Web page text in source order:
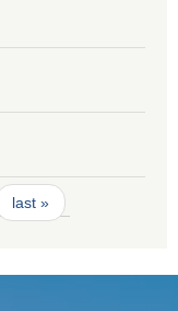
last »